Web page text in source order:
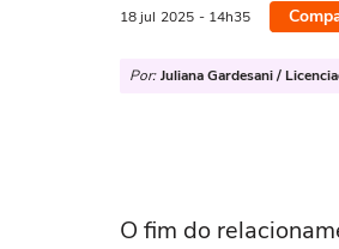
18 jul 2025 - 14h35
Por: Juliana Gardesani /
O fim do